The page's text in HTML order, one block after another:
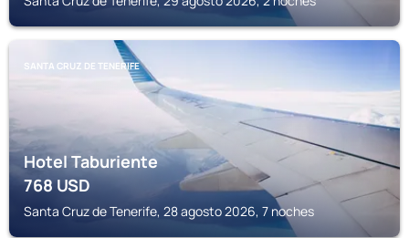
SANTA CRUZ DE TENERIFE
Hotel Taburiente
768USD
Santa Cruz de Tenerife, 28 agosto 2026, 7 noches